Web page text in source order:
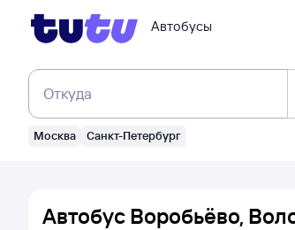
Автобусы
Откуда
Москва Санкт-Петербург
Автобус Воробьёво,